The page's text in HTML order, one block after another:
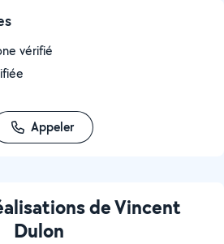
vérifié
Appeler
de Vincent
Dulon